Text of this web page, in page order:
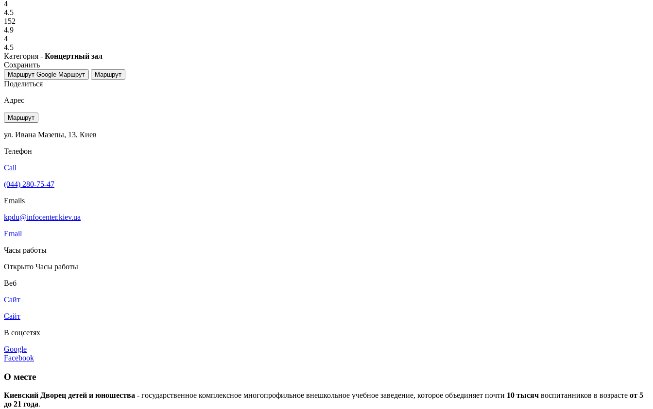
4
4.5
152
4.9
4
4.5
Категория - Концертный зал
Сохранить
Маршрут Google Маршрут Маршрут
Поделиться
Адрес
Маршрут
ул. Ивана Мазепы, 13, Киев
Телефон
Call
(044) 280-75-47
Emails
kpdu@infocenter.kiev.ua
Email
Часы работы
Открыто Часы работы
Веб
Сайт
Сайт
В соцсетях
Google
Facebook
О месте
Киевский Дворец детей и юношества - государственное комплексное многопрофильное внешкольное учебное заведение, которое объединяет почти 10 тысяч воспитанников в возрасте от 5
до 21 года.